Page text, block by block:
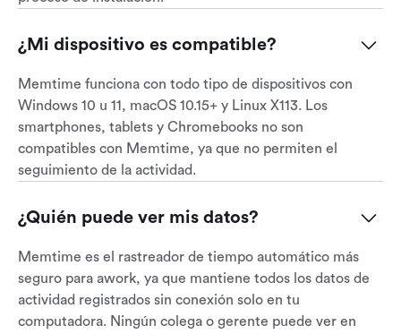
¿Mi dispositivo es compatible?
Memtime funciona con todo tipo de dispositivos con
Windows 10 u 11, macOS 10.15+ y Linux X113. Los
smartphones, tablets y Chromebooks no son
compatibles con Memtime, ya que no permiten el
seguimiento de la actividad.
¿Quién puede ver mis datos?
Memtime es el rastreador de tiempo automático más
seguro para awork, ya que mantiene todos los datos de
actividad registrados sin conexión solo en tu
computadora. Ningún colega o gerente puede ver en